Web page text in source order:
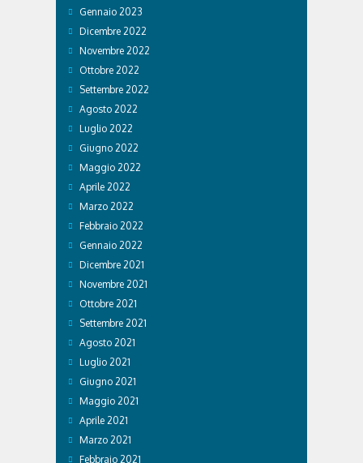
Gennaio 2023
Dicembre 2022
Novembre 2022
Ottobre 2022
Settembre 2022
Agosto 2022
Luglio 2022
Giugno 2022
Maggio 2022
Aprile 2022
Marzo 2022
Febbraio 2022
Gennaio 2022
Dicembre 2021
Novembre 2021
Ottobre 2021
Settembre 2021
Agosto 2021
Luglio 2021
Giugno 2021
Maggio 2021
Aprile 2021
Marzo 2021
Febbraio 2021